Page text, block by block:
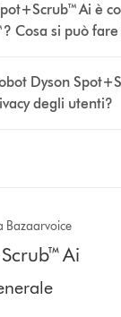
Ai è
Cosa si può
Dyson
degli utenti?
Bazaarvoice
Ai